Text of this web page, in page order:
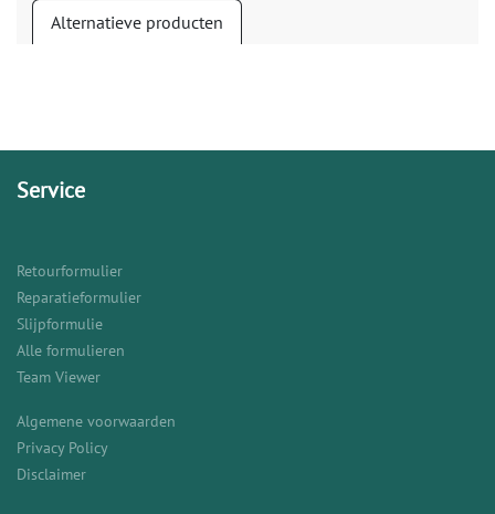
Alternatieve producten
Service
Retourformulier
Reparatieformulier
Slijpformulie
Alle formulieren
Team Viewer
Algemene voorwaarden
Privacy Policy
Disclaimer